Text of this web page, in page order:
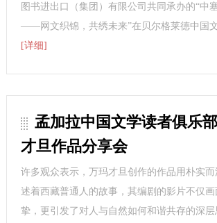
图书进出口（集团）有限公司共同承办的“中
——网文织锦，共绣未来”在贝尔格莱德中国文
[详细]
孟加拉中国文学读者俱乐
才旦作品分享会
许多观众表示，万玛才旦创作的作品用朴实
述着西藏普通人的故事，其编剧的影片不仅
挚，更引发了对人与自然如何和谐共存的深